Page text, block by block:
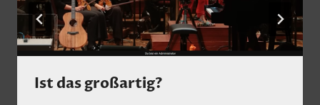
Ist das großartig?